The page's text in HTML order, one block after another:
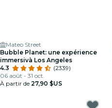
Mateo Street
Bubble Planet: une expérience
immersivà Los Angeles
4.3
(2339)
06 août - 31 oct.
À partir de 27,90 $US